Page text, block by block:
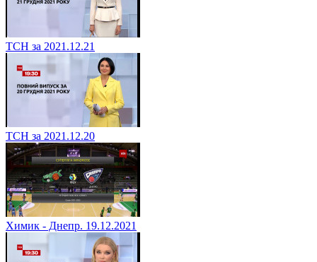
ТСН за 2021.12.21
ТСН за 2021.12.20
Химик - Днепр. 19.12.2021